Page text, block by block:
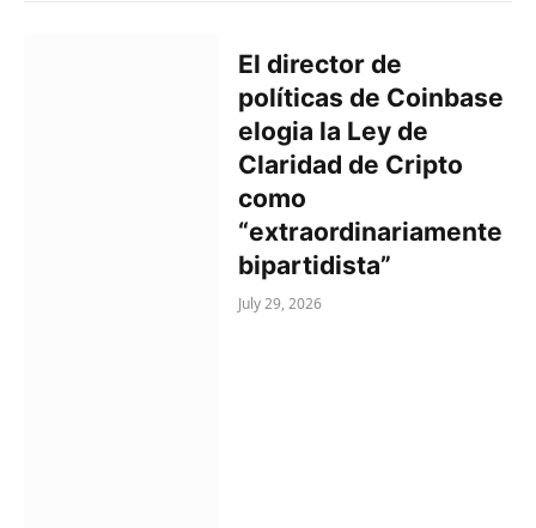
El director de
políticas de Coinbase
elogia la Ley de
Claridad de Cripto
como
“extraordinariamente
bipartidista”
July 29, 2026